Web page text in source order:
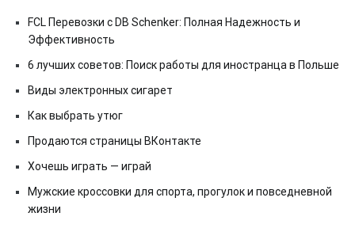
FCL Перевозки с DB Schenker: Полная Надежность и
Эффективность
6 лучших советов: Поиск работы для иностранца в Польше
Виды электронных сигарет
Как выбрать утюг
Продаются страницы ВКонтакте
Хочешь играть — играй
Мужские кроссовки для спорта, прогулок и повседневной
жизни